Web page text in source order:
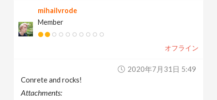
mihailvrode
Member
オフライン
2020年7月31日 5:49
Conrete and rocks!
Attachments: